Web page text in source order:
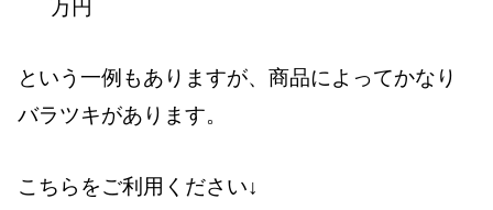
万円
という一例もありますが、商品によってかなり
バラツキがあります。
こちらをご利用ください↓